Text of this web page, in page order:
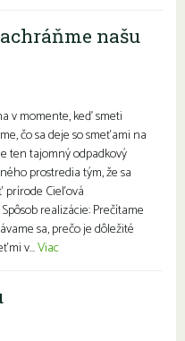
našu
v momente, keď smeti
čo sa deje so smeťami na
ten tajomný odpadkový
prostredia tým, že sa
prírode Cieľová
realizácie: Prečítame
sa, prečo je dôležité
v...Viac